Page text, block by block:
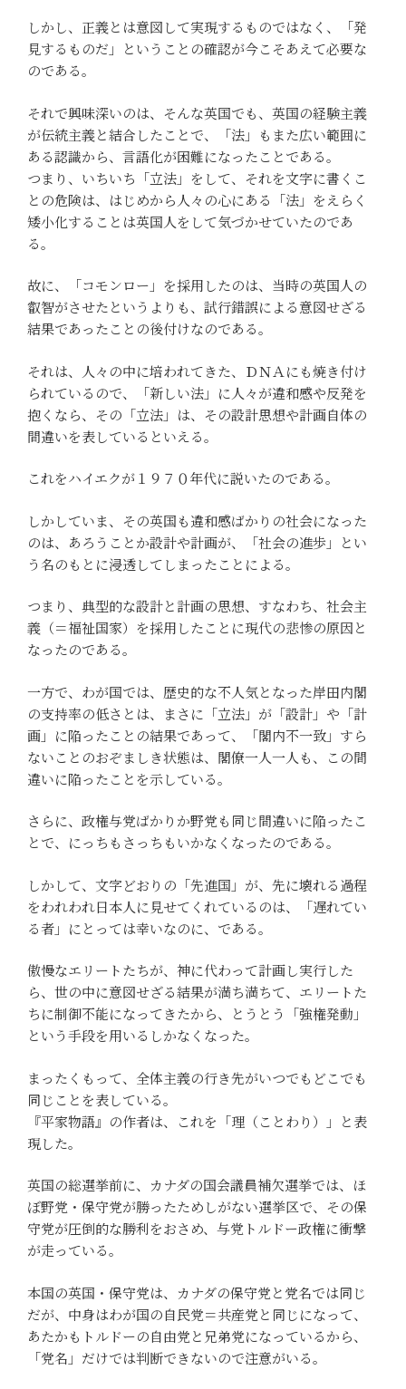
しかし、正義とは意図して実現するものではなく、「発
見するものだ」ということの確認が今こそあえて必要な
のである。
それで興味深いのは、そんな英国でも、英国の経験主義
が伝統主義と結合したことで、「法」もまた広い範囲に
ある認識から、言語化が困難になったことである。
つまり、いちいち「立法」をして、それを文字に書くこ
との危険は、はじめから人々の心にある「法」をえらく
矮小化することは英国人をして気づかせていたのであ
る。
故に、「コモンロー」を採用したのは、当時の英国人の
叡智がさせたというよりも、試行錯誤による意図せざる
結果であったことの後付けなのである。
それは、人々の中に培われてきた、ＤＮＡにも焼き付け
られているので、「新しい法」に人々が違和感や反発を
抱くなら、その「立法」は、その設計思想や計画自体の
間違いを表しているといえる。
これをハイエクが１９７０年代に説いたのである。
しかしていま、その英国も違和感ばかりの社会になった
のは、あろうことか設計や計画が、「社会の進歩」とい
う名のもとに浸透してしまったことによる。
つまり、典型的な設計と計画の思想、すなわち、社会主
義（＝福祉国家）を採用したことに現代の悲惨の原因と
なったのである。
一方で、わが国では、歴史的な不人気となった岸田内閣
の支持率の低さとは、まさに「立法」が「設計」や「計
画」に陥ったことの結果であって、「閣内不一致」すら
ないことのおぞましき状態は、閣僚一人一人も、この間
違いに陥ったことを示している。
さらに、政権与党ばかりか野党も同じ間違いに陥ったこ
とで、にっちもさっちもいかなくなったのである。
しかして、文字どおりの「先進国」が、先に壊れる過程
をわれわれ日本人に見せてくれているのは、「遅れてい
る者」にとっては幸いなのに、である。
傲慢なエリートたちが、神に代わって計画し実行した
ら、世の中に意図せざる結果が満ち満ちて、エリートた
ちに制御不能になってきたから、とうとう「強権発動」
という手段を用いるしかなくなった。
まったくもって、全体主義の行き先がいつでもどこでも
同じことを表している。
『平家物語』の作者は、これを「理（ことわり）」と表
現した。
英国の総選挙前に、カナダの国会議員補欠選挙では、ほ
ぼ野党・保守党が勝ったためしがない選挙区で、その保
守党が圧倒的な勝利をおさめ、与党トルドー政権に衝撃
が走っている。
本国の英国・保守党は、カナダの保守党と党名では同じ
だが、中身はわが国の自民党＝共産党と同じになって、
あたかもトルドーの自由党と兄弟党になっているから、
「党名」だけでは判断できないので注意がいる。